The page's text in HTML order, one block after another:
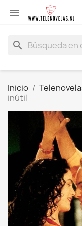

search
Inicio
inútil